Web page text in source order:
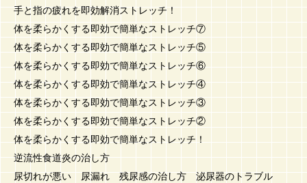
手と指の疲れを即効解消ストレッチ！
体を柔らかくする即効で簡単なストレッチ⑦
体を柔らかくする即効で簡単なストレッチ⑤
体を柔らかくする即効で簡単なストレッチ⑥
体を柔らかくする即効で簡単なストレッチ④
体を柔らかくする即効で簡単なストレッチ③
体を柔らかくする即効で簡単なストレッチ②
体を柔らかくする即効で簡単なストレッチ！
逆流性食道炎の治し方
尿切れが悪い 尿漏れ 残尿感の治し方 泌尿器のトラブル